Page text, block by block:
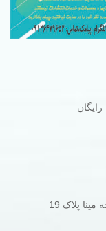
پلاک 19